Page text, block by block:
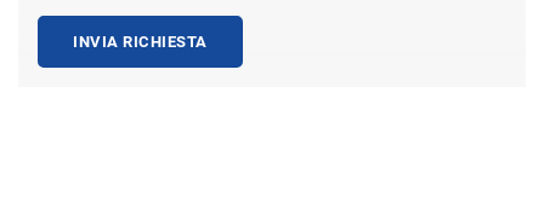
INVIA RICHIESTA